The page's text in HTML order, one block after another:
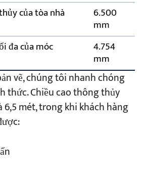
của tòa nhà 6.500
mm
đa của móc
4.754
mm
vẽ, chúng tôi nhanh chóng
thức. Chiều cao thông thủy
6,5 mét, trong khi khách hàng